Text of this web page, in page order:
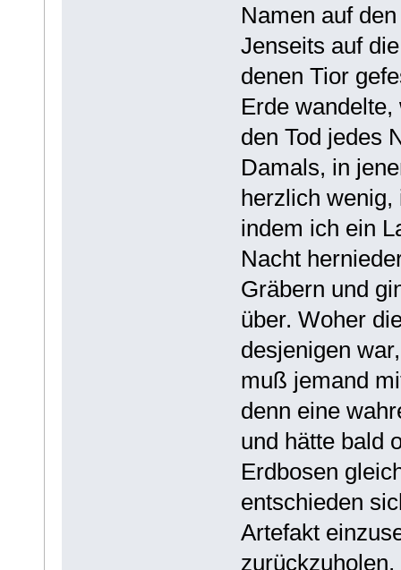
Namen auf
Jenseits auf
denen Tior
Erde
den Tod jedes
Damals, in
herzlich wenig,
indem ich ein
Nacht
Gräbern und
über. Woher
desjenigen
muß jemand
denn eine
und hätte bald
Erdbosen
entschieden
Artefakt